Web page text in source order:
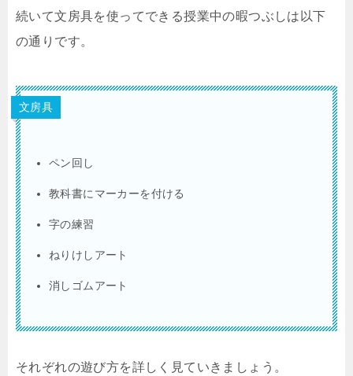
続いて文房具を使ってできる授業中の暇つぶしは以下
の通りです。
文房具
ペン回し
教科書にマーカーを付ける
字の練習
ねりけしアート
消しゴムアート
それぞれの遊び方を詳しく見ていきましょう。